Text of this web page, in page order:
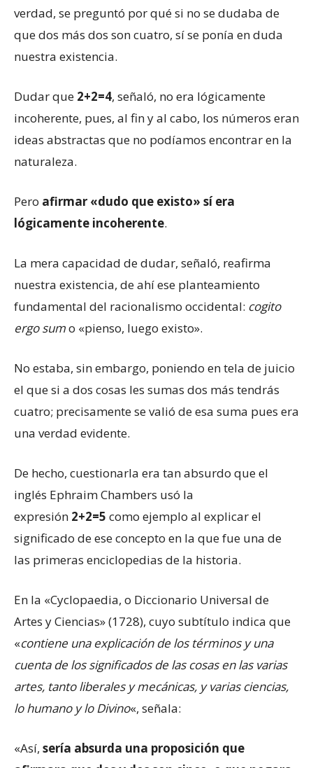
verdad, se preguntó por qué si no se dudaba de
que dos más dos son cuatro, sí se ponía en duda
nuestra existencia.
Dudar que 2+2=4, señaló, no era lógicamente
incoherente, pues, al fin y al cabo, los números eran
ideas abstractas que no podíamos encontrar en la
naturaleza.
Pero afirmar «dudo que existo» sí era
lógicamente incoherente.
La mera capacidad de dudar, señaló, reafirma
nuestra existencia, de ahí ese planteamiento
fundamental del racionalismo occidental: cogito
ergo sumo «pienso, luego existo».
No estaba, sin embargo, poniendo en tela de juicio
el que si a dos cosas les sumas dos más tendrás
cuatro; precisamente se valió de esa suma pues era
una verdad evidente.
De hecho, cuestionarla era tan absurdo que el
inglés Ephraim Chambers usó la
expresión 2+2=5 como ejemplo al explicar el
significado de ese concepto en la que fue una de
las primeras enciclopedias de la historia.
En la «Cyclopaedia, o Diccionario Universal de
Artes y Ciencias» (1728), cuyo subtítulo indica que
«contiene una explicación de los términos y una
cuenta de los significados de las cosas en las varias
artes, tanto liberales y mecánicas, y varias ciencias,
lo humano y lo Divino«, señala:
«Así, sería absurda una proposición que